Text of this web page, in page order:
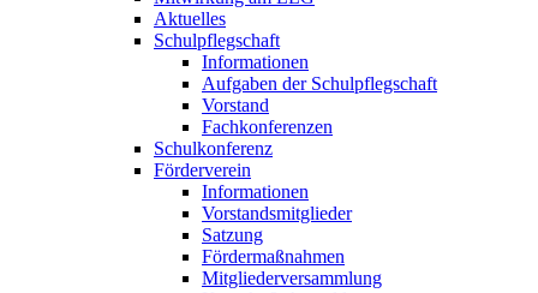
Aktuelles
Schulpflegschaft
Informationen
Aufgaben der Schulpflegschaft
Vorstand
Fachkonferenzen
Schulkonferenz
Förderverein
Informationen
Vorstandsmitglieder
Satzung
Fördermaßnahmen
Mitgliederversammlung